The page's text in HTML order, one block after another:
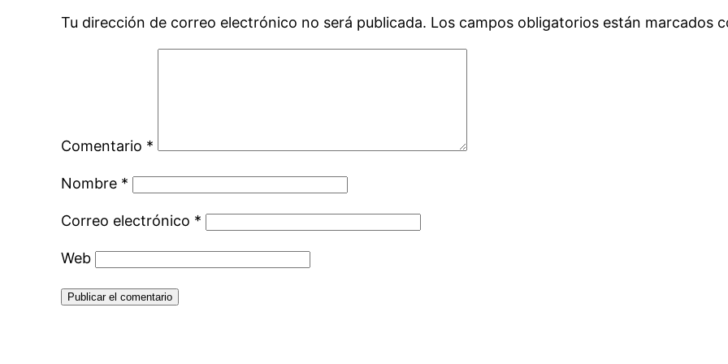
Tu dirección de correo electrónico no será publicada. Los campos obligatorios están marcados
Comentario *
Nombre *
Correo electrónico *
Web